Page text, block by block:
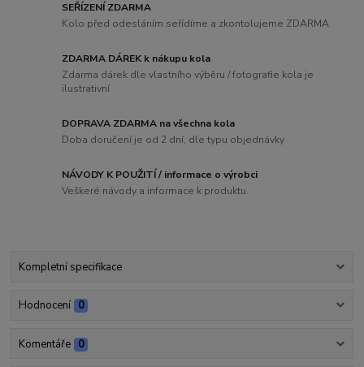
SEŘÍZENÍ ZDARMA
Kolo před odesláním seřídíme a zkontolujeme ZDARMA
ZDARMA DÁREK k nákupu kola
Zdarma dárek dle vlastního výběru / fotografie kola je
ilustrativní
DOPRAVA ZDARMA na všechna kola
Doba doručení je od 2 dní, dle typu objednávky
NÁVODY K POUŽITÍ / informace o výrobci
Veškeré návody a informace k produktu.
Kompletní specifikace
Hodnocení 0
Komentáře 0